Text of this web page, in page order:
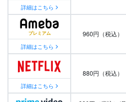
詳細はこちら
詳細はこちら
960円（税込）
詳細はこちら
880円（税込）